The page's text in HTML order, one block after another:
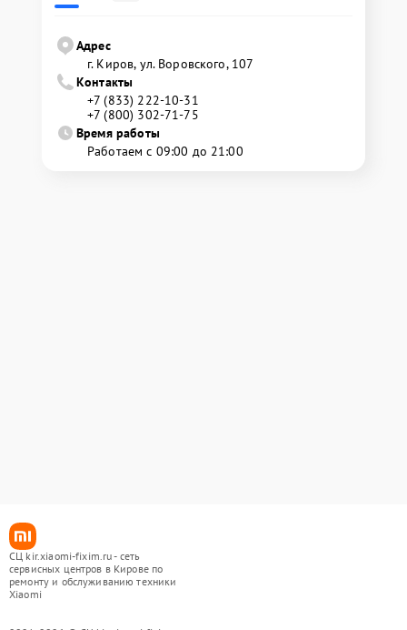
Адрес
г. Киров, ул. Воровского, 107
Контакты
+7 (833) 222-10-31
+7 (800) 302-71-75
Время работы
Работаем с 09:00 до 21:00
СЦ kir.xiaomi-fixim.ru - сеть
сервисных центров в Кирове по
ремонту и обслуживанию техники
Xiaomi